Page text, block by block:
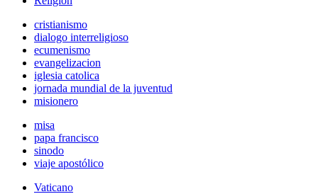
cristianismo
dialogo interreligioso
ecumenismo
evangelizacion
iglesia catolica
jornada mundial de la juventud
misionero
misa
papa francisco
sinodo
viaje apostólico
Vaticano